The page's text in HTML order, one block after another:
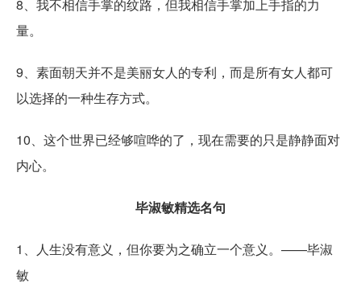
8、我不相信手掌的纹路，但我相信手掌加上手指的力
量。
9、素面朝天并不是美丽女人的专利，而是所有女人都可
以选择的一种生存方式。
10、这个世界已经够喧哗的了，现在需要的只是静静面对
内心。
毕淑敏精选名句
1、人生没有意义，但你要为之确立一个意义。——毕淑
敏